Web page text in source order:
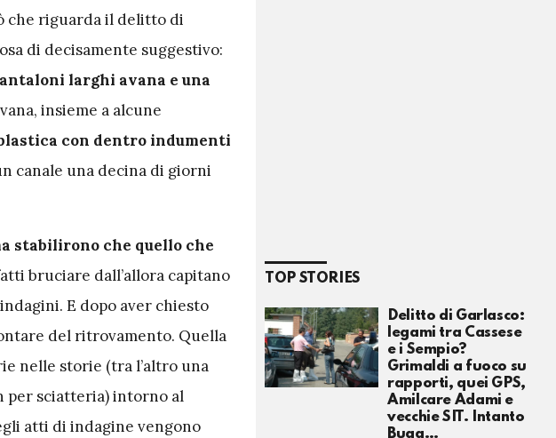
che riguarda il delitto di
di decisamente suggestivo:
larghi avana e una
insieme a alcune
con dentro indumenti
canale una decina di giorni
stabilirono che quello che
bruciare dall’allora capitano
E dopo aver chiesto
del ritrovamento. Quella
nelle storie (tra l’altro una
per sciatteria) intorno al
atti di indagine vengono
TOP STORIES
Delitto di Garlasco:
legami tra Cassese
e i Sempio?
Grimaldi a fuoco su
rapporti, quei GPS,
Amilcare Adami e
vecchie SIT. Intanto
Buga…